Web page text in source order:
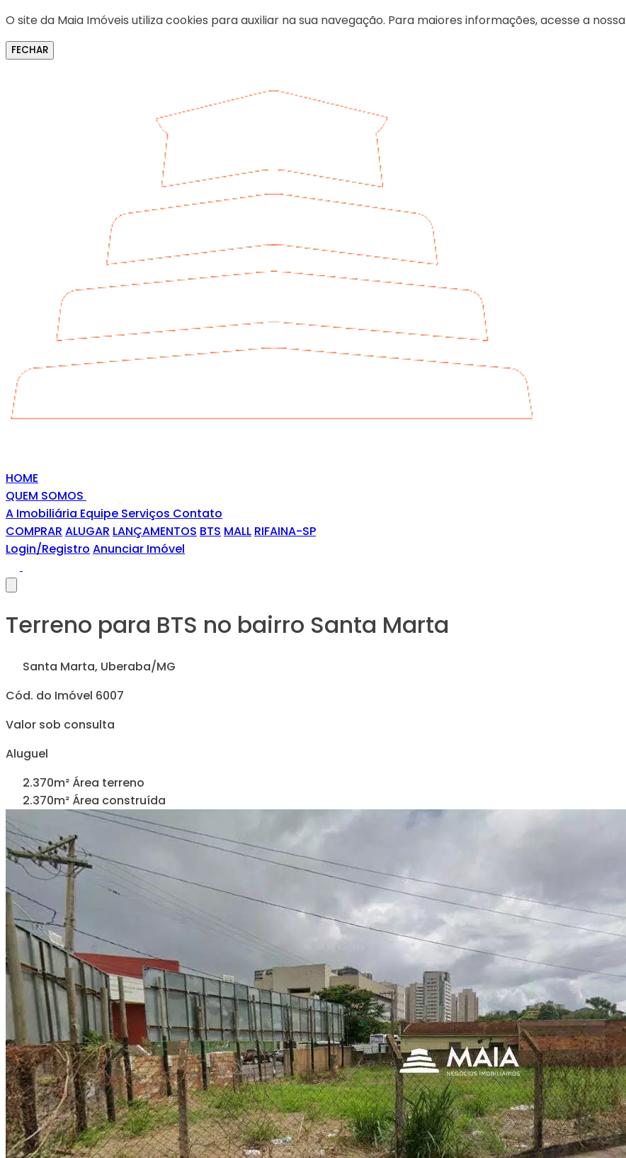
O site da Maia Imóveis utiliza cookies para auxiliar na sua navegação. Para maiores informações, acesse a nossa
FECHAR
HOME
QUEM SOMOS
A Imobiliária Equipe Serviços Contato
COMPRAR ALUGAR LANÇAMENTOS BTS MALL RIFAINA-SP
Login/Registro Anunciar Imóvel
Terreno para BTS no bairro Santa Marta
Santa Marta, Uberaba/MG
Cód. do Imóvel 6007
Valor sob consulta
Aluguel
2.370m² Área terreno
2.370m² Área construída